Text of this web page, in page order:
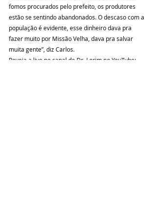
fomos procurados pelo prefeito, os produtores
estão se sentindo abandonados. O descaso com a
população é evidente, esse dinheiro dava pra
fazer muito por Missão Velha, dava pra salvar
muita gente”, diz Carlos.
Reveja a live no canal de Dr. Lorim no YouTube: